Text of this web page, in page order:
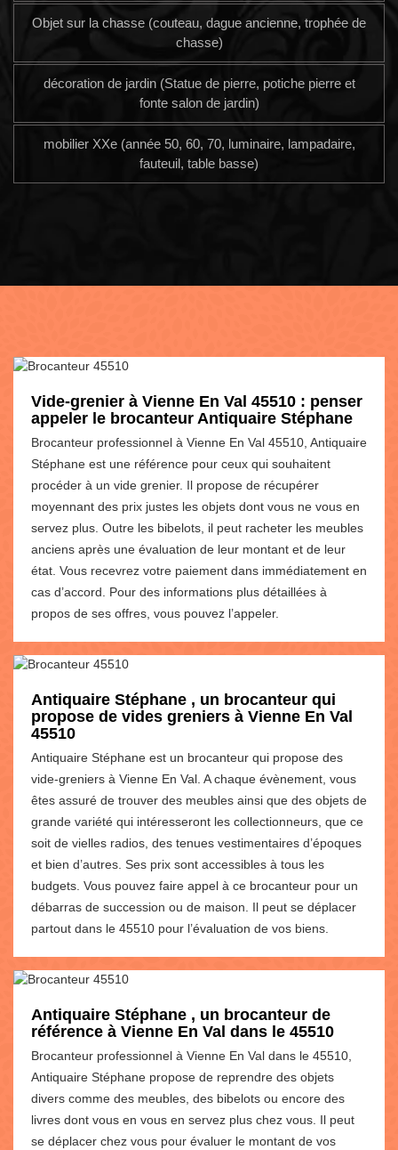
Objet sur la chasse (couteau, dague ancienne, trophée de
chasse)
décoration de jardin (Statue de pierre, potiche pierre et
fonte salon de jardin)
mobilier XXe (année 50, 60, 70, luminaire, lampadaire,
fauteuil, table basse)
Vide-grenier à Vienne En Val 45510 : penser
appeler le brocanteur Antiquaire Stéphane
Brocanteur professionnel à Vienne En Val 45510, Antiquaire
Stéphane est une référence pour ceux qui souhaitent
procéder à un vide grenier. Il propose de récupérer
moyennant des prix justes les objets dont vous ne vous en
servez plus. Outre les bibelots, il peut racheter les meubles
anciens après une évaluation de leur montant et de leur
état. Vous recevrez votre paiement dans immédiatement en
cas d’accord. Pour des informations plus détaillées à
propos de ses offres, vous pouvez l’appeler.
Antiquaire Stéphane , un brocanteur qui
propose de vides greniers à Vienne En Val
45510
Antiquaire Stéphane est un brocanteur qui propose des
vide-greniers à Vienne En Val. A chaque évènement, vous
êtes assuré de trouver des meubles ainsi que des objets de
grande variété qui intéresseront les collectionneurs, que ce
soit de vielles radios, des tenues vestimentaires d’époques
et bien d’autres. Ses prix sont accessibles à tous les
budgets. Vous pouvez faire appel à ce brocanteur pour un
débarras de succession ou de maison. Il peut se déplacer
partout dans le 45510 pour l’évaluation de vos biens.
Antiquaire Stéphane , un brocanteur de
référence à Vienne En Val dans le 45510
Brocanteur professionnel à Vienne En Val dans le 45510,
Antiquaire Stéphane propose de reprendre des objets
divers comme des meubles, des bibelots ou encore des
livres dont vous en vous en servez plus chez vous. Il peut
se déplacer chez vous pour évaluer le montant de vos